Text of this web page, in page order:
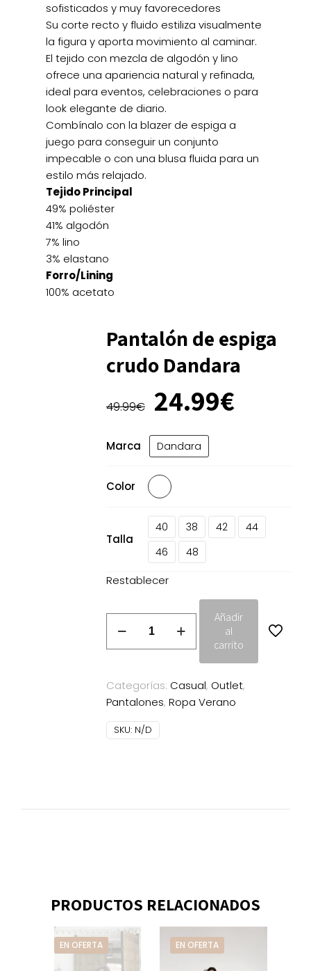
sofisticados y muy favorecedores
Su corte recto y fluido estiliza visualmente
la figura y aporta movimiento al caminar.
El tejido con mezcla de algodón y lino
ofrece una apariencia natural y refinada,
ideal para eventos, celebraciones o para
look elegante de diario.
Combínalo con la blazer de espiga a
juego para conseguir un conjunto
impecable o con una blusa fluida para un
estilo más relajado.
Tejido Principal
49% poliéster
41% algodón
7% lino
3% elastano
Forro/Lining
100% acetato
Pantalón de espiga
crudo Dandara
49.99€ El
precio
original
era:
49.99€.
24.99€El
precio
Marca Dandara
Color
Talla
40 38 42
44
46
48
Restablecer
espiga
Dandara
cantidad
Añadir
al
carrito
Categorías: Casual, Outlet,
Pantalones, Ropa Verano
SKU: N/D
PRODUCTOS RELACIONADOS
EN OFERTA EN OFERTA